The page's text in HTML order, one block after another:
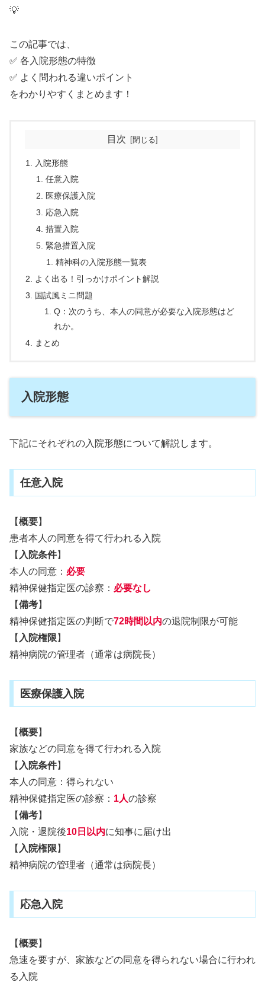
💡
この記事では、
✅ 各入院形態の特徴
✅ よく問われる違いポイント
をわかりやすくまとめます！
目次
入院形態
任意入院
医療保護入院
応急入院
措置入院
緊急措置入院
精神科の入院形態一覧表
よく出る！引っかけポイント解説
国試風ミニ問題
Q：次のうち、本人の同意が必要な入院形態はど
れか。
まとめ
入院形態
下記にそれぞれの入院形態について解説します。
任意入院
【概要】
患者本人の同意を得て行われる入院
【 入院条件】
本人の同意： 必要
精神保健指定医の診察： 必要なし
【備考】
精神保健指定医の判断で72時間以内の退院制限が可能
【 入院権限 】
精神病院の管理者（通常は病院長）
医療保護入院
【概要】
家族などの同意を得て行われる入院
【 入院条件】
本人の同意：得られない
精神保健指定医の診察： 1人の診察
【備考】
入院・退院後10日以内に知事に届け出
【 入院権限】
精神病院の管理者（通常は病院長）
応急入院
【概要】
急速を要すが、家族などの同意を得られない場合に行われ
る入院